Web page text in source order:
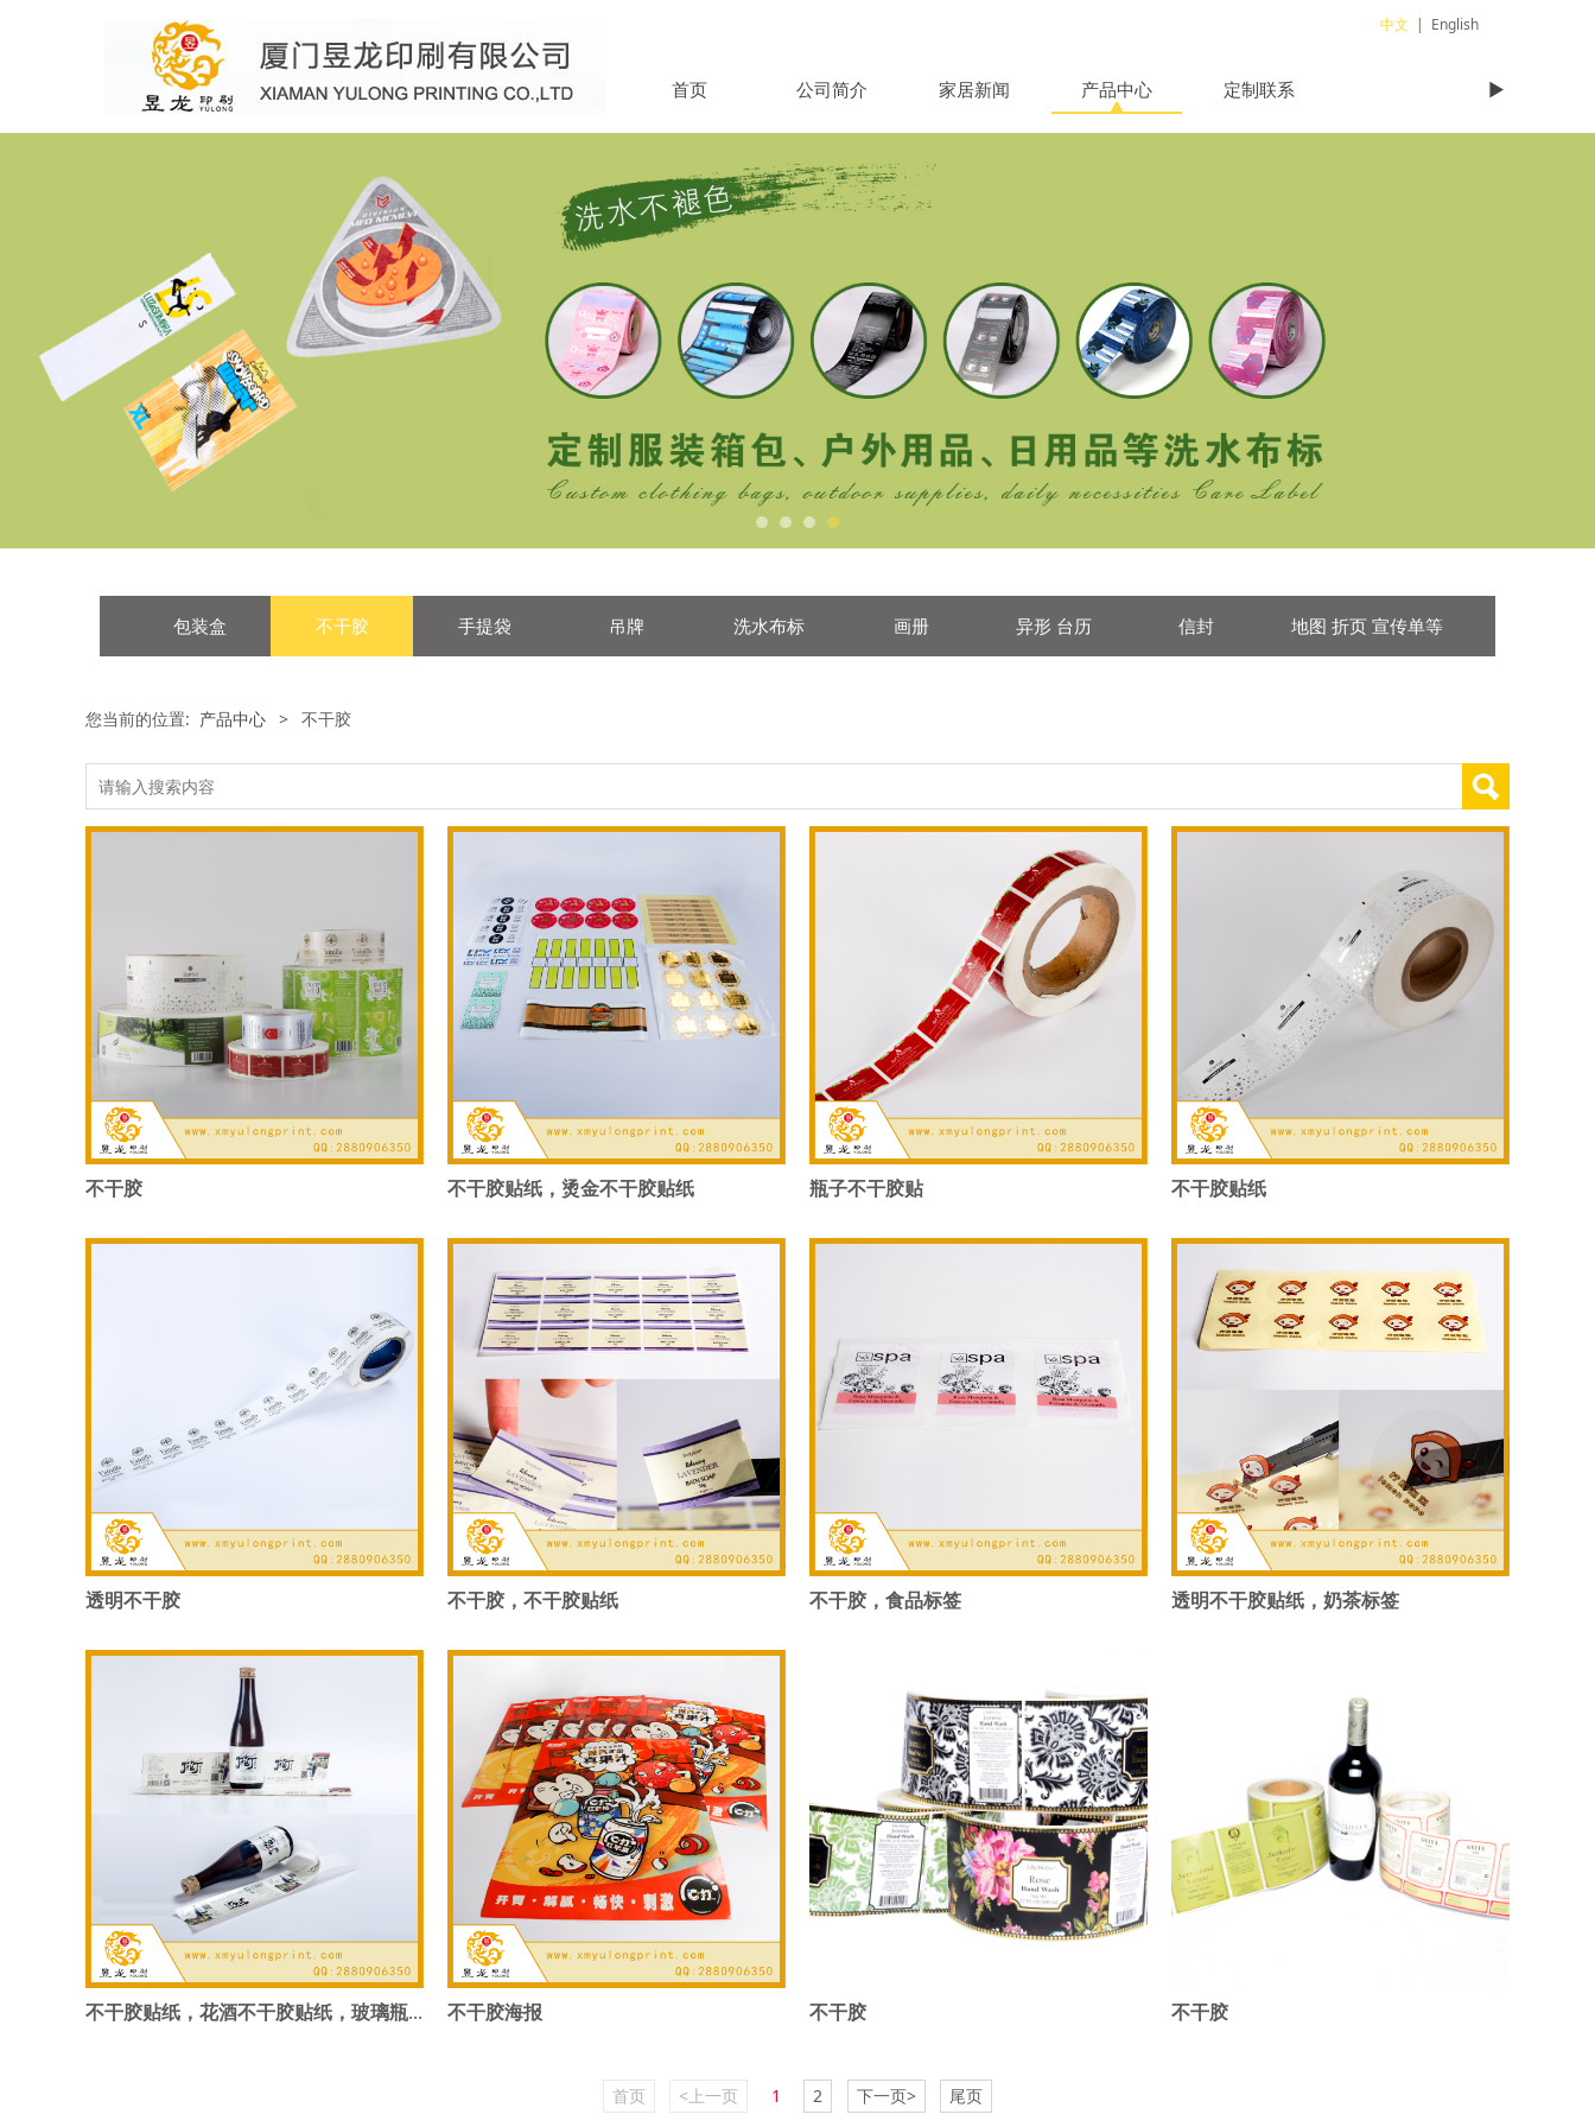
首页 公司简介 家居新闻 产品中心 定制联系 ►
中文 | English
包装盒 不干胶 手提袋 吊牌 洗水布标 画册 异形 台历 信封 地图 折页 宣传单等
您当前的位置: 产品中心 > 不干胶
不干胶 不干胶贴纸，烫金不干胶贴纸 瓶子不干胶贴 不干胶贴纸
透明不干胶 不干胶，不干胶贴纸 不干胶，食品标签 透明不干胶贴纸，奶茶标签
不干胶贴纸，花酒不干胶贴纸，玻璃瓶不干胶贴纸 不干胶海报 不干胶 不干胶
首页 <上一页 1 2 下一页> 尾页